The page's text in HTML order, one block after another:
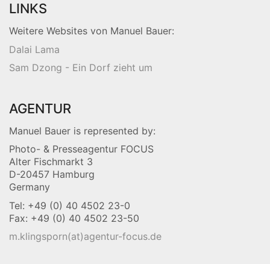
LINKS
Weitere Websites von Manuel Bauer:
Dalai Lama
Sam Dzong - Ein Dorf zieht um
AGENTUR
Manuel Bauer is represented by:
Photo- & Presseagentur FOCUS
Alter Fischmarkt 3
D-20457 Hamburg
Germany
Tel: +49 (0) 40 4502 23-0
Fax: +49 (0) 40 4502 23-50
m.klingsporn(at)agentur-focus.de